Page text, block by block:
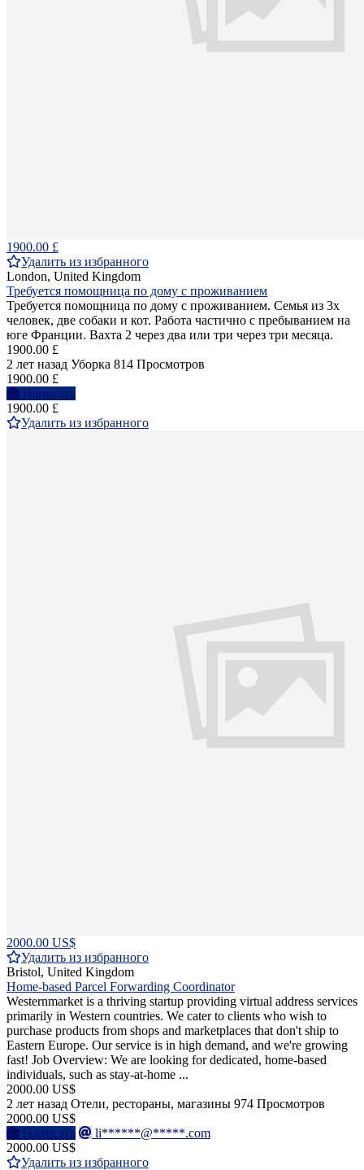
1900.00 £
Удалить из избранного
London, United Kingdom
Требуется помощница по дому с проживанием
Требуется помощница по дому с проживанием. Семья из 3х
человек, две собаки и кот. Работа частично с пребыванием на
юге Франции. Вахта 2 через два или три через три месяца.
1900.00 £
2 лет назад Уборка 814 Просмотров
1900.00 £
Написать
1900.00 £
Удалить из избранного
2000.00 US$
Удалить из избранного
Bristol, United Kingdom
Home-based Parcel Forwarding Coordinator
Westernmarket is a thriving startup providing virtual address services
primarily in Western countries. We cater to clients who wish to
purchase products from shops and marketplaces that don't ship to
Eastern Europe. Our service is in high demand, and we're growing
fast! Job Overview: We are looking for dedicated, home-based
individuals, such as stay-at-home ...
2000.00 US$
2 лет назад Отели, рестораны, магазины 974 Просмотров
2000.00 US$
Написать
li******@*****.com
2000.00 US$
Удалить из избранного